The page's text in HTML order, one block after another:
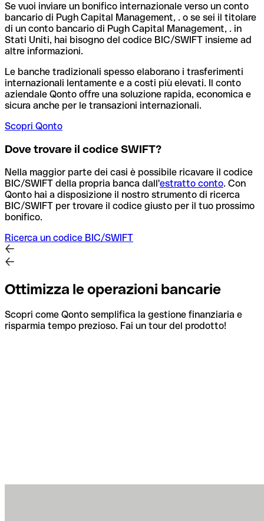
Se vuoi inviare un bonifico internazionale verso un conto
bancario di Pugh Capital Management, . o se sei il titolare
di un conto bancario di Pugh Capital Management, . in
Stati Uniti, hai bisogno del codice BIC/SWIFT insieme ad
altre informazioni.
Le banche tradizionali spesso elaborano i trasferimenti
internazionali lentamente e a costi più elevati. Il conto
aziendale Qonto offre una soluzione rapida, economica e
sicura anche per le transazioni internazionali.
Scopri Qonto
Dove trovare il codice SWIFT?
Nella maggior parte dei casi è possibile ricavare il codice
BIC/SWIFT della propria banca dall'estratto conto. Con
Qonto hai a disposizione il nostro strumento di ricerca
BIC/SWIFT per trovare il codice giusto per il tuo prossimo
bonifico.
Ricerca un codice BIC/SWIFT
Ottimizza le operazioni bancarie
Scopri come Qonto semplifica la gestione finanziaria e
risparmia tempo prezioso. Fai un tour del prodotto!